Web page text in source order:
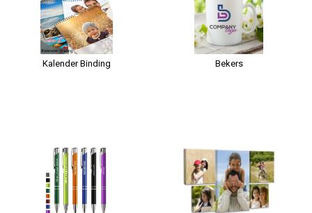
Kalender Binding Bekers